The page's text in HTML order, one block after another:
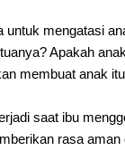
untuk mengatasi
Apakah
membuat anak
saat ibu
rasa aman